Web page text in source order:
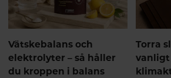
✔
bidrar till
rörelse
✔
God
kontinuitet en av de viktigaste
faktorerna.
Vätskebalans och
elektrolyter – så håller
du kroppen i balans
Torra
vanligt